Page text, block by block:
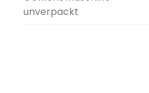
unverpackt